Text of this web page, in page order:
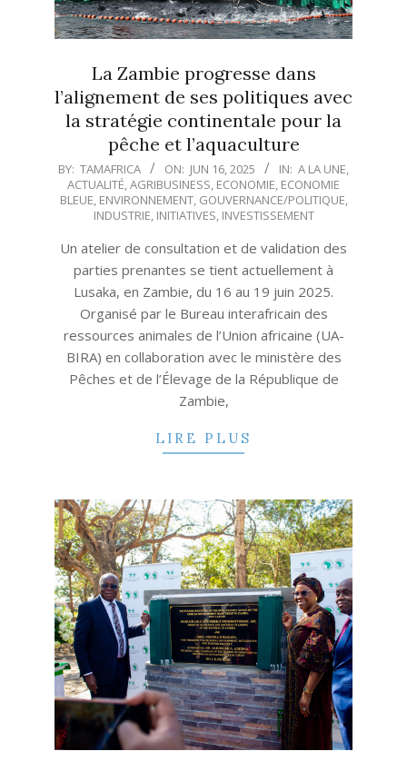
La Zambie progresse dans
l’alignement de ses politiques avec
la stratégie continentale pour la
pêche et l’aquaculture
2025-
06-
16
BY: TAMAFRICA ON: JUN 16, 2025 IN: A LA UNE,
ACTUALITÉ,AGRIBUSINESS, ECONOMIE, ECONOMIE
BLEUE, ENVIRONNEMENT, GOUVERNANCE/POLITIQUE,
INDUSTRIE, INITIATIVES, INVESTISSEMENT
Un atelier de consultation et de validation des
parties prenantes se tient actuellement à
Lusaka, en Zambie, du 16 au 19 juin 2025.
Organisé par le Bureau interafricain des
ressources animales de l’Union africaine (UA-
BIRA) en collaboration avec le ministère des
Pêches et de l’Élevage de la République de
Zambie,
LIRE PLUS